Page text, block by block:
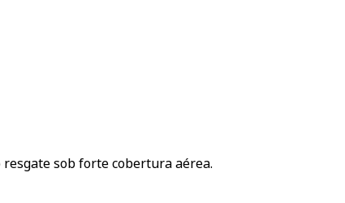
sob forte cobertura aérea.